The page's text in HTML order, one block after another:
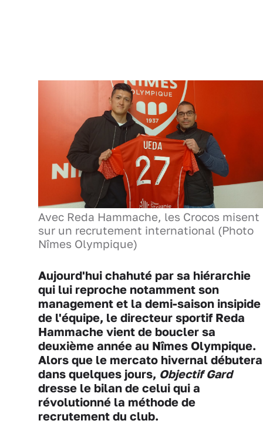
Avec Reda Hammache, les Crocos misent
sur un recrutement international (Photo
Nîmes Olympique)
Aujourd'hui chahuté par sa hiérarchie
qui lui reproche notamment son
management et la demi-saison insipide
de l'équipe, le directeur sportif Reda
Hammache vient de boucler sa
deuxième année au Nîmes Olympique.
Alors que le mercato hivernal débutera
dans quelques jours, Objectif Gard
dresse le bilan de celui qui a
révolutionné la méthode de
recrutement du club.